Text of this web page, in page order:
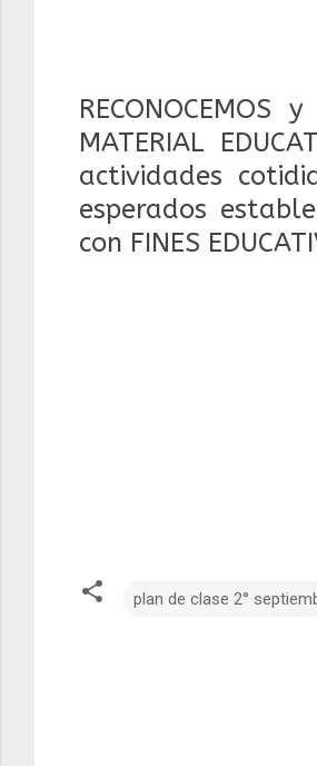
RECONOCEMOS
MATERIAL
actividades
esperados
con FINES
plan de clase 2°